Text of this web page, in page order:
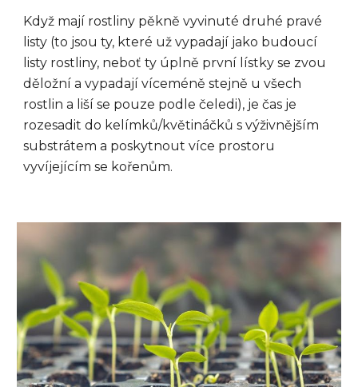
Když mají rostliny pěkně vyvinuté druhé pravé
listy (to jsou ty, které už vypadají jako budoucí
listy rostliny, neboť ty úplně první lístky se zvou
děložní a vypadají víceméně stejně u všech
rostlin a liší se pouze podle čeledi), je čas je
rozesadit do kelímků/květináčků s výživnějším
substrátem a poskytnout více prostoru
vyvíjejícím se kořenům.